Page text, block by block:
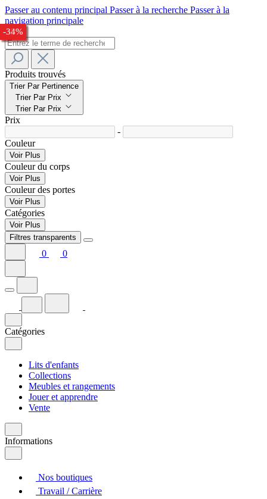
Passer au contenu principal Passer à la recherche Passer à la
navigation principale
Produits trouvés
Trier Par Pertinence
Trier Par Prix
Trier Par Prix
Prix
-
Couleur
Voir Plus
Couleur du corps
Voir Plus
Couleur des portes
Voir Plus
Catégories
Voir Plus
Filtres transparents
0 0
Catégories
Lits d'enfants
Collections
Meubles et rangements
Jouer et apprendre
Vente
Informations
Nos boutiques
Travail / Carrière
-30%
-32%
-25%
-24%
-28%
-33%
-34%